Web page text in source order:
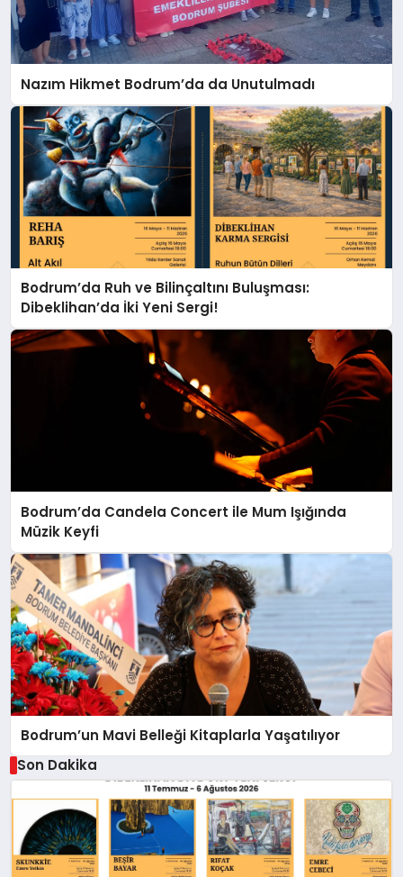
Nazım Hikmet Bodrum’da da Unutulmadı
Bodrum’da Ruh ve Bilinçaltını Buluşması:
Dibeklihan’da İki Yeni Sergi!
Bodrum’da Candela Concert ile Mum Işığında
Müzik Keyfi
Bodrum’un Mavi Belleği Kitaplarla Yaşatılıyor
Son Dakika